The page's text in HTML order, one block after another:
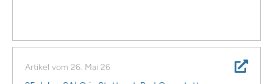
Artikel vom 26. Mai 26